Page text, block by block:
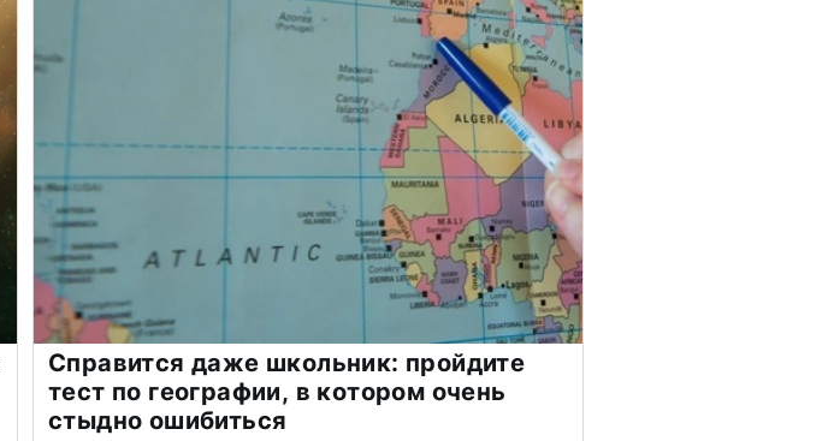
Справится даже школьник: пройдите
тест по географии, в котором очень
стыдно ошибиться